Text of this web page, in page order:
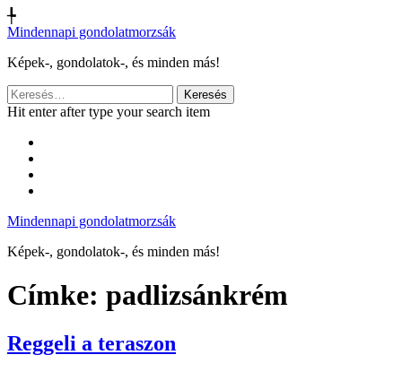
╄
Mindennapi gondolatmorzsák
Képek-, gondolatok-, és minden más!
Keresés:
Hit enter after type your search item
Mindennapi gondolatmorzsák
Képek-, gondolatok-, és minden más!
Címke: padlizsánkrém
Reggeli a teraszon